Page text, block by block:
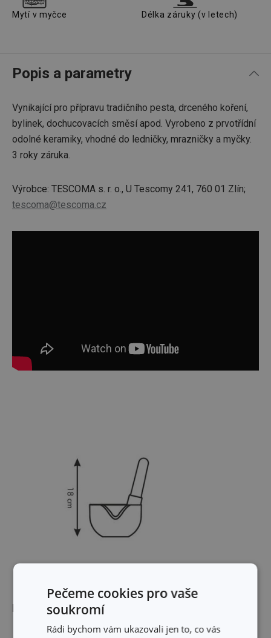
Mytí v myčce Délka záruky (v letech)
Popis a parametry
Vynikající pro přípravu tradičního pesta, drceného koření,
bylinek, dochucovacích směsí apod. Vyrobeno z prvotřídní
odolné keramiky, vhodné do ledničky, mrazničky a myčky.
3 roky záruka.
Výrobce: TESCOMA s. r. o., U Tescomy 241, 760 01 Zlín;
tescoma@tescoma.cz
Rozměry
Pečeme cookies pro vaše
soukromí
Rádi bychom vám ukazovali jen to, co vás